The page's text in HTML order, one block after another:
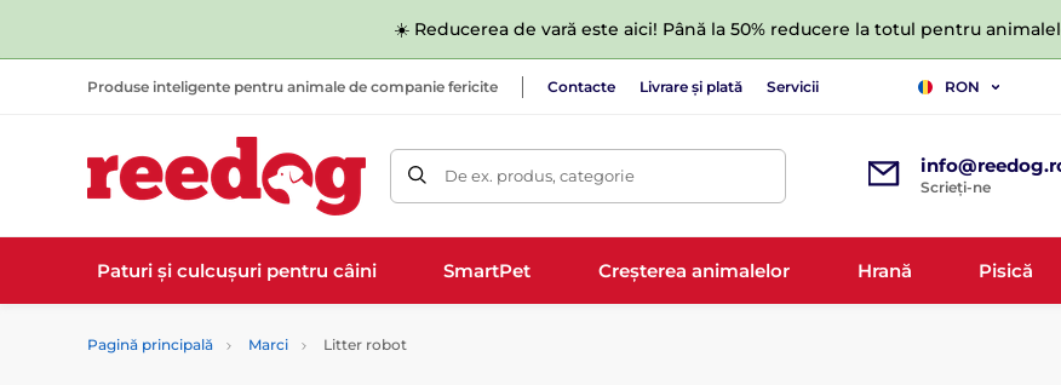
☀️ Reducerea de vară este aici! Până la 50% reducere la totul pentru
Produse inteligente pentru animale de companie fericite Contacte Livrare și plată Servicii RON
De ex. produs, categorie
Scrieți-ne
Paturi și culcușuri pentru câini SmartPet Creșterea animalelor Hrană Pisică
Pagină principală Marci Litter robot